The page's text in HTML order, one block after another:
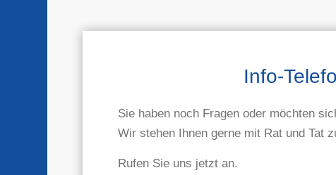
Info-
Sie haben noch Fragen oder möchten
Wir stehen Ihnen gerne mit Rat und Tat
Rufen Sie uns jetzt an.